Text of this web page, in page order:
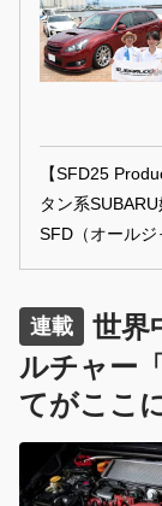
キャンプサイト
多いことから
がそこかしこに
【SFD25
タン系
SFD（オールジ
ど、マニアッ
たクルマをご
連載
世界
ルチャー
てがここ